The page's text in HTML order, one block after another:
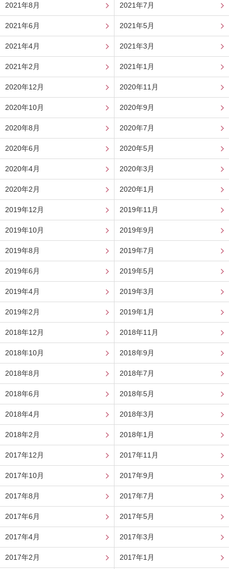
2021年8月 2021年7月
2021年6月 2021年5月
2021年4月 2021年3月
2021年2月 2021年1月
2020年12月 2020年11月
2020年10月 2020年9月
2020年8月 2020年7月
2020年6月 2020年5月
2020年4月 2020年3月
2020年2月 2020年1月
2019年12月 2019年11月
2019年10月 2019年9月
2019年8月 2019年7月
2019年6月 2019年5月
2019年4月 2019年3月
2019年2月 2019年1月
2018年12月 2018年11月
2018年10月 2018年9月
2018年8月 2018年7月
2018年6月 2018年5月
2018年4月 2018年3月
2018年2月 2018年1月
2017年12月 2017年11月
2017年10月 2017年9月
2017年8月 2017年7月
2017年6月 2017年5月
2017年4月 2017年3月
2017年2月 2017年1月